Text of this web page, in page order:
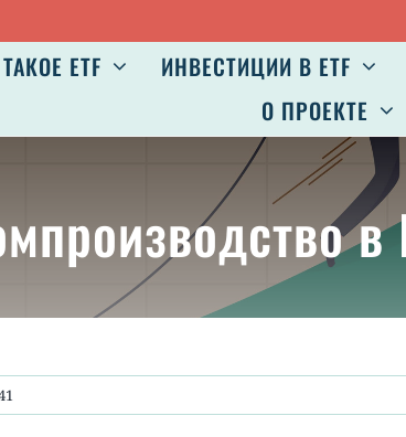
ETF ИНВЕСТИЦИИ В ETF
О ПРОЕКТЕ